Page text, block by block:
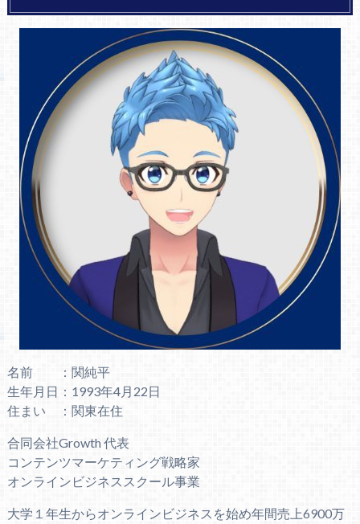
名前 ：関純平
生年月日：1993年4月22日
住まい ：関東在住
合同会社Growth 代表
コンテンツマーケティング戦略家
オンラインビジネススクール事業
大学１年生からオンラインビジネスを始め年間売上6900万